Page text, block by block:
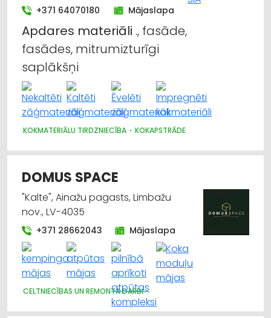
+371 64070180 Mājaslapa
Apdares materiāli ., fasāde,
fasādes, mitrumizturīgi
saplākšņi
KOKMATERIĀLU TIRDZNIECĪBA KOKAPSTRĀDE
DOMUS SPACE
"Kalte", Ainažu pagasts, Limbažu
nov., LV-4035
+371 28662043 Mājaslapa
CELTNIECĪBAS UN REMONTA DARBI